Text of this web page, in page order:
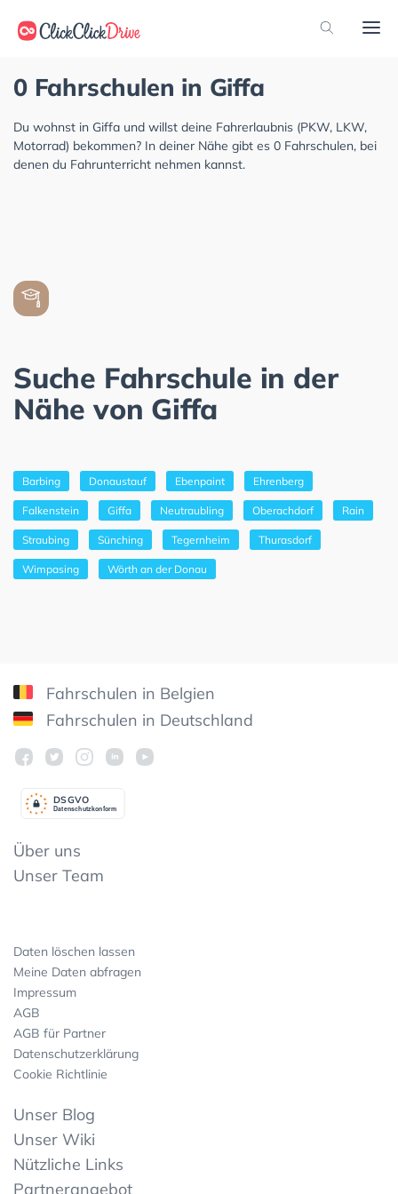
0 Fahrschulen in Giffa
Du wohnst in Giffa und willst deine Fahrerlaubnis (PKW, LKW,
Motorrad) bekommen? In deiner Nähe gibt es 0 Fahrschulen, bei
denen du Fahrunterricht nehmen kannst.
Suche Fahrschule in der
Nähe von Giffa
Barbing Donaustauf Ebenpaint Ehrenberg
Falkenstein Giffa Neutraubling Oberachdorf Rain
Straubing Sünching Tegernheim Thurasdorf
Wimpasing Wörth an der Donau
Fahrschulen in Belgien
Fahrschulen in Deutschland
Datenschutzkonform
DSGVO
Über uns
Unser Team
Daten löschen lassen
Meine Daten abfragen
Impressum
AGB
AGB für Partner
Datenschutzerklärung
Cookie Richtlinie
Unser Blog
Unser Wiki
Nützliche Links
Partnerangebot